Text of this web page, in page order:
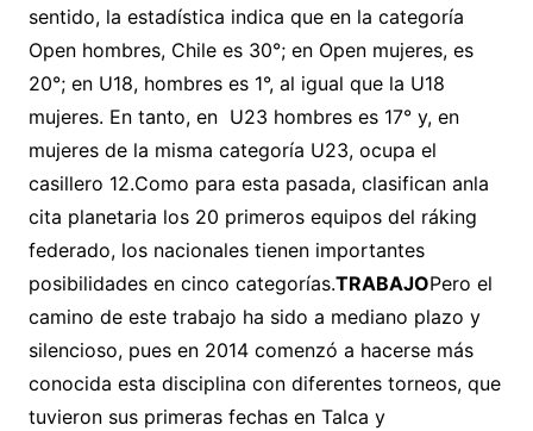
sentido, la estadística indica que en la categoría
Open hombres, Chile es 30°; en Open mujeres, es
20°; en U18, hombres es 1°, al igual que la U18
mujeres. En tanto, en U23 hombres es 17° y, en
mujeres de la misma categoría U23, ocupa el
casillero 12.Como para esta pasada, clasifican anla
cita planetaria los 20 primeros equipos del ráking
federado, los nacionales tienen importantes
posibilidades en cinco categorías.TRABAJOPero el
camino de este trabajo ha sido a mediano plazo y
silencioso, pues en 2014 comenzó a hacerse más
conocida esta disciplina con diferentes torneos, que
tuvieron sus primeras fechas en Talca y